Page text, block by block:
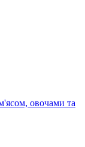
овочами та